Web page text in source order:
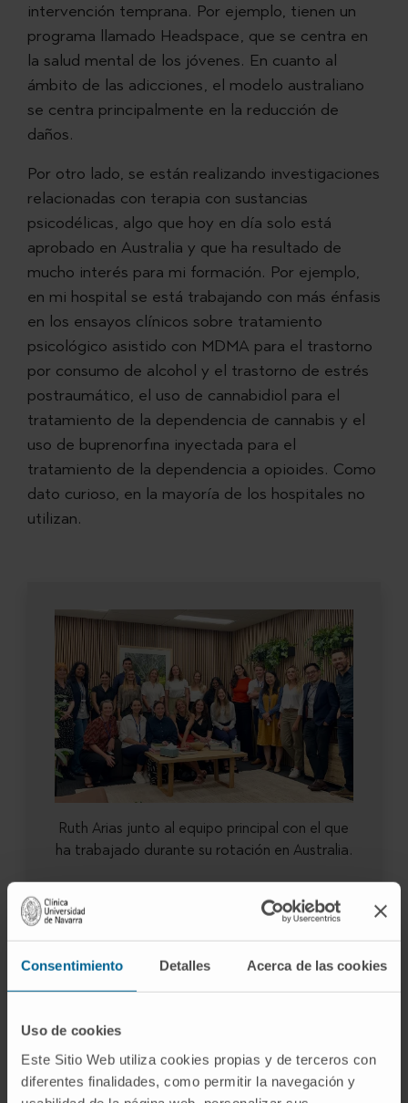
Consentimiento Detalles Acerca de las cookies
Uso de cookies
Este Sitio Web utiliza cookies propias y de terceros con
diferentes finalidades, como permitir la navegación y
intervención temprana. Por ejemplo, tienen un
programa llamado Headspace, que se centra en
la salud mental de los jóvenes. En cuanto al
ámbito de las adicciones, el modelo australiano
se centra principalmente en la reducción de
daños.
Por otro lado, se están realizando investigaciones
relacionadas con terapia con sustancias
psicodélicas, algo que hoy en día solo está
aprobado en Australia y que ha resultado de
mucho interés para mi formación. Por ejemplo,
en mi hospital se está trabajando con más énfasis
en los ensayos clínicos sobre tratamiento
psicológico asistido con MDMA para el trastorno
por consumo de alcohol y el trastorno de estrés
postraumático, el uso de cannabidiol para el
tratamiento de la dependencia de cannabis y el
uso de buprenorfina inyectada para el
tratamiento de la dependencia a opioides. Como
dato curioso, en la mayoría de los hospitales no
utilizan.
Ruth Arias junto al equipo principal con el que
ha trabajado durante su rotación en Australia.